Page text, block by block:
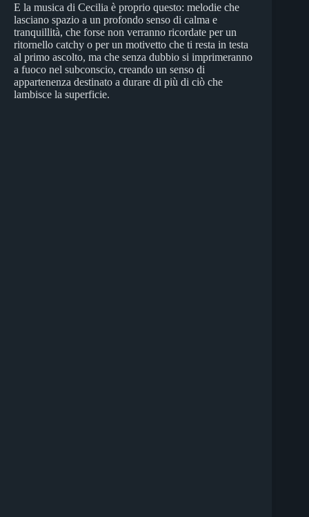
E la musica di Cecilia è proprio questo: melodie che
lasciano spazio a un profondo senso di calma e
tranquillità, che forse non verranno ricordate per un
ritornello catchy o per un motivetto che ti resta in testa
al primo ascolto, ma che senza dubbio si imprimeranno
a fuoco nel subconscio, creando un senso di
appartenenza destinato a durare di più di ciò che
lambisce la superficie.